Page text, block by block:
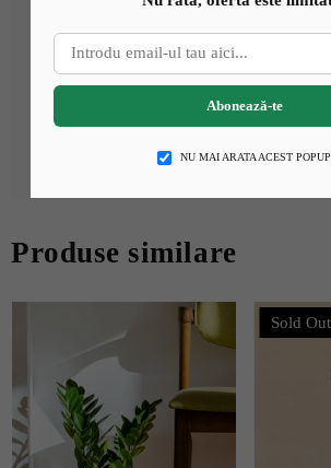
Abonează-te
NU MAI ARATA ACEST POPUP
uscați, este timpul să o uzi.
Umiditate
O poți pulveriza cu apă o dată pe
umiditate atmosferică medie, din
Produse similare
Sold Out